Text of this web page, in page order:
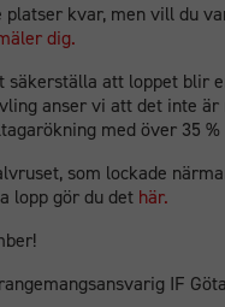
kvar, men vill du
dig.
att loppet blir
anser vi att det inte
med över 35 %
som lockade
lopp gör du det här.
IF